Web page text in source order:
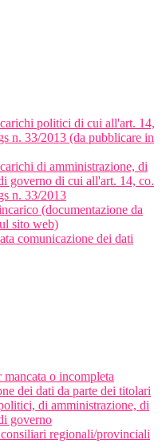
politici di cui all'art. 14,
n. 33/2013 (da pubblicare in
di amministrazione, di
governo di cui all'art. 14, co.
n. 33/2013
(documentazione da
sito web)
comunicazione dei dati
mancata o incompleta
dei dati da parte dei titolari
di amministrazione, di
governo
regionali/provinciali